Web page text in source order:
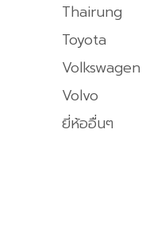
Thairung
Toyota
Volkswagen
Volvo
ยี่ห้ออื่นๆ